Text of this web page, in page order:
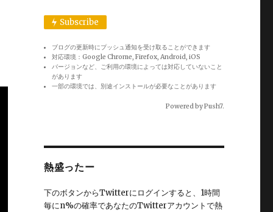
Subscribe
ブログの更新時にプッシュ通知を受け取ることができます
対応環境：Google Chrome, Firefox, Android, iOS
バージョンなど、ご利用の環境によっては対応していないこと
があります
一部の環境では、別途インストールが必要なことがあります
Powered byPush7.
熱盛ったー
下のボタンからTwitterにログインすると、1時間
毎にn%の確率であなたのTwitterアカウントで熱